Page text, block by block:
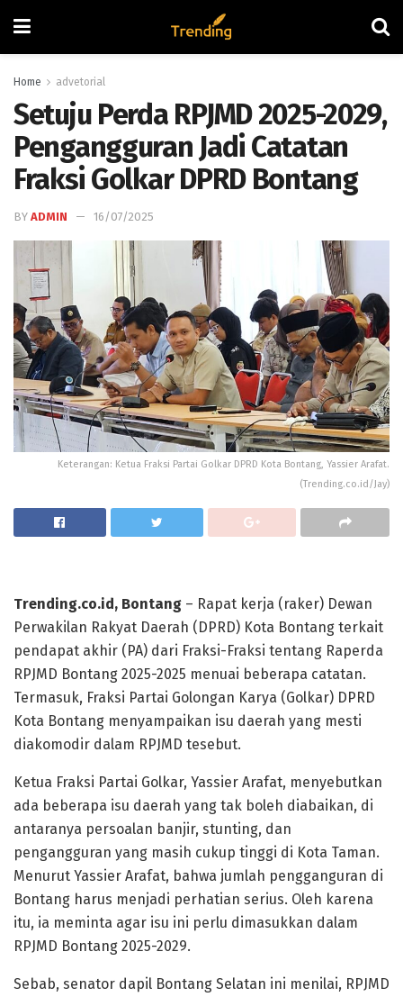
Home advetorial
Setuju Perda RPJMD 2025-2029,
Pengangguran Jadi Catatan
Fraksi Golkar DPRD Bontang
BY ADMIN 16/07/2025
Keterangan: Ketua Fraksi Partai Golkar DPRD Kota Bontang, Yassier Arafat.
(Trending.co.id/Jay)
Trending.co.id, Bontang – Rapat kerja (raker) Dewan
Perwakilan Rakyat Daerah (DPRD) Kota Bontang terkait
pendapat akhir (PA) dari Fraksi-Fraksi tentang Raperda
RPJMD Bontang 2025-2025 menuai beberapa catatan.
Termasuk, Fraksi Partai Golongan Karya (Golkar) DPRD
Kota Bontang menyampaikan isu daerah yang mesti
diakomodir dalam RPJMD tesebut.
Ketua Fraksi Partai Golkar, Yassier Arafat, menyebutkan
ada beberapa isu daerah yang tak boleh diabaikan, di
antaranya persoalan banjir, stunting, dan
pengangguran yang masih cukup tinggi di Kota Taman.
Menurut Yassier Arafat, bahwa jumlah pengganguran di
Bontang harus menjadi perhatian serius. Oleh karena
itu, ia meminta agar isu ini perlu dimasukkan dalam
RPJMD Bontang 2025-2029.
Sebab, senator dapil Bontang Selatan ini menilai, RPJMD